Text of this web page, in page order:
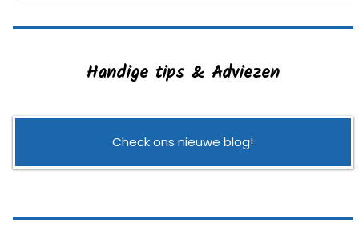
Handige tips & Adviezen
Check ons nieuwe blog!